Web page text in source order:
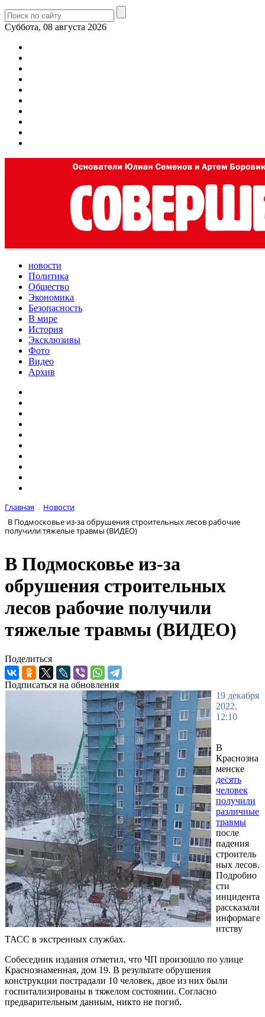
Суббота, 08 августа 2026
новости
Политика
Общество
Экономика
Безопасность
В мире
История
Эксклюзивы
Фото
Видео
Архив
Главная
Новости
В Подмосковье из-за обрушения строительных лесов рабочие
получили тяжелые травмы (ВИДЕО)
В Подмосковье из-за
обрушения строительных
лесов рабочие получили
тяжелые травмы (ВИДЕО)
Поделиться
Подписаться на обновления
19 декабря
2022,
12:10
В
Краснозна
менске
десять
человек
получили
различные
травмы
после
падения
строитель
ных лесов.
Подробно
сти
инцидента
рассказали
информаге
нтству
ТАСС в экстренных службах.
Собеседник издания отметил, что ЧП произошло по улице
Краснознаменная, дом 19. В результате обрушения
конструкции пострадали 10 человек, двое из них были
госпитализированы в тяжелом состоянии. Согласно
предварительным данным, никто не погиб.